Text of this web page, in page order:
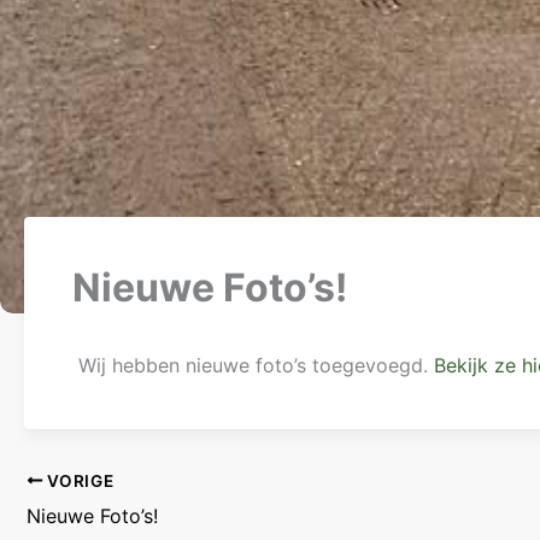
Nieuwe Foto’s!
Wij hebben nieuwe foto’s toegevoegd. Bekijk ze
VORIGE
Nieuwe Foto’s!